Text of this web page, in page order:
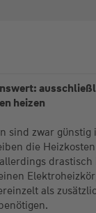
heizen
sind zwar günstig
die
drastisch
als